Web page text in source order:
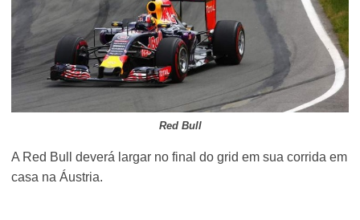
Red Bull
A Red Bull deverá largar no final do grid em sua corrida em
casa na Áustria.